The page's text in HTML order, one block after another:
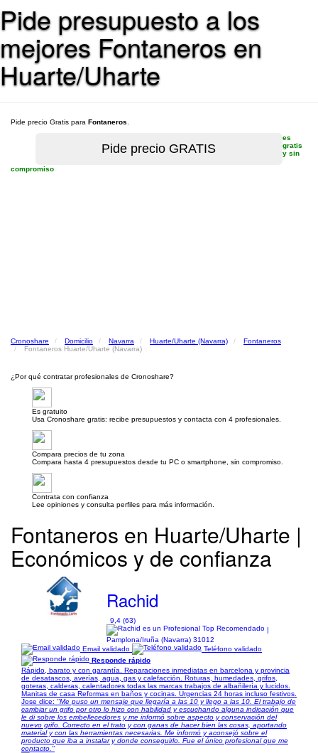
Pide presupuesto a los
mejores Fontaneros en
Huarte/Uharte
Pide precio Gratis para Fontaneros
es
gratis
y sin
compromiso
Cronoshare Domicilio Navarra Huarte/Uharte (Navarra)
Fontaneros
Fontaneros Huarte/Uharte (Navarra)
¿Por qué contratar profesionales de Cronoshare?
Es gratuito
Usa Cronoshare gratis: recibe presupuestos y contacta con 4 profesionales.
Compara precios de tu zona
Compara hasta 4 presupuestos desde tu PC o smartphone, sin compromiso.
Contrata con confianza
Lee opiniones y consulta perfiles para más información.
Fontaneros en Huarte/Uharte |
Económicos y de confianza
Rachid
9,4 (63)
|
Pamplona/Iruña (Navarra) 31012
Email validado
Teléfono validado
Responde rápido
Rápido, barato y con garantía. Reparaciones inmediatas en barcelona y provincia
de desatascos, averías, agua, gas y calefacción. Roturas, humedades, grifos,
goteras, calderas, calentadores todas las marcas trabajos de albañilería y lucidos.
Manitas de casa Reformas en baños y cocinas. Urgencias 24 horas incluso festivos.
Jose dice: "Me puso un mensaje que llegaría a las 10 y llego a las 10. El trabajo de
cambiar un grifo por otro lo hizo con habilidad y escuchando alguna indicación que
le di sobre los embellecedores y me informó sobre aspecto y conservación del
nuevo grifo. Correcto en el trato y con ganas de hacer bien las cosas, aportando
material y con las herramientas necesarias. Me informó y aconsejó sobre el
producto que iba a instalar y donde conseguirlo. Fue el único profesional que me
contacto."